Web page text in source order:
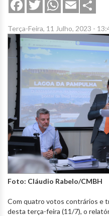
FacebookTwitterWhatsApp
Email
Terça-Feira, 11 Julho, 2023 -
Foto: Cláudio Rabelo/CMBH
Com quatro votos contrários e
desta terça-feira (11/7), o